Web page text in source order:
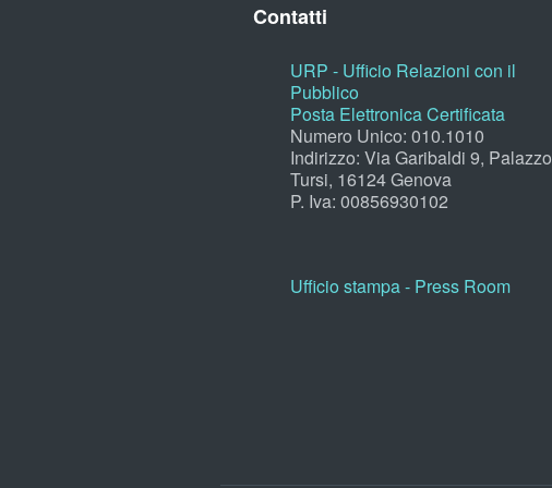
Contatti
URP - Ufficio Relazioni con il
Pubblico
Posta Elettronica Certificata
Numero Unico: 010.1010
Indirizzo: Via Garibaldi 9, Palazzo
Tursi, 16124 Genova
P. Iva: 00856930102
Ufficio stampa - Press Room